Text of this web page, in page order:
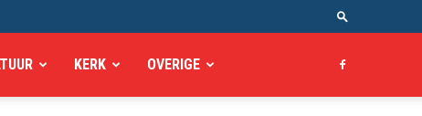
KERK OVERIGE